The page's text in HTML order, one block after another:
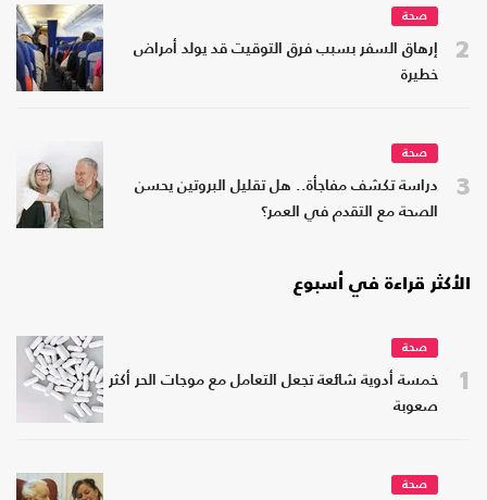
2
صحة
إرهاق السفر بسبب فرق التوقيت قد يولد أمراض
خطيرة
3
صحة
دراسة تكشف مفاجأة.. هل تقليل البروتين يحسن
الصحة مع التقدم في العمر؟
الأكثر قراءة في أسبوع
1
صحة
خمسة أدوية شائعة تجعل التعامل مع موجات الحر أكثر
صعوبة
صحة